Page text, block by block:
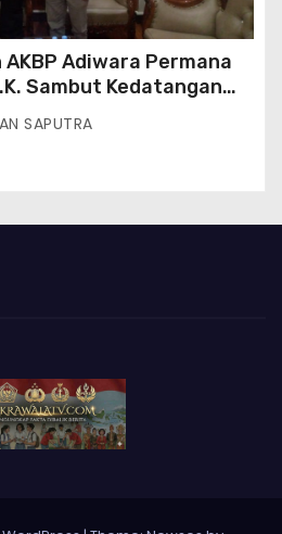
Adiwara Permana
Sambut Kedatangan
Sumatera Barat
SAPUTRA